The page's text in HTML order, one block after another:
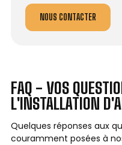
NOUS CONTACTER
FAQ - VOS
L'INSTALLATION
Quelques réponses aux
couramment posées à